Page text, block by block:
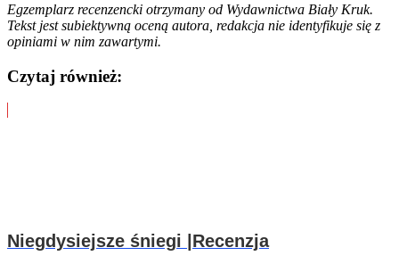
Egzemplarz recenzencki otrzymany od Wydawnictwa Biały Kruk.
Tekst jest subiektywną oceną autora, redakcja nie identyfikuje się z
opiniami w nim zawartymi.
Czytaj również:
Niegdysiejsze śniegi |Recenzja